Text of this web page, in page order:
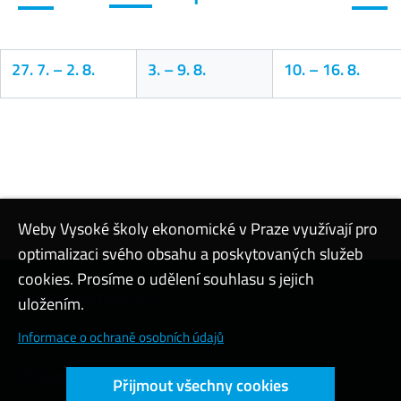
27. 7.–2. 8. 3.–9. 8. 10.–16. 8.
Kontaktovat podporu
Nastavení cookies
Přístupnost webu
Weby Vysoké školy ekonomické v Praze využívají pro
optimalizaci svého obsahu a poskytovaných služeb
cookies. Prosíme o udělení souhlasu s jejich
uložením.
Informace o ochraně osobních údajů
Přijmout všechny cookies